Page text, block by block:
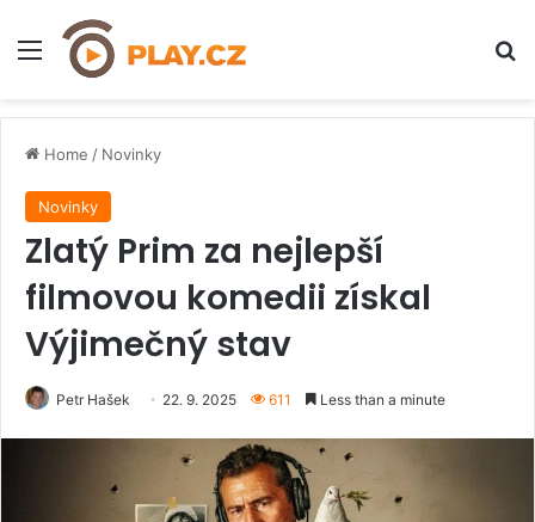
Menu
Home / Novinky
Novinky
Zlatý Prim za nejlepší
filmovou komedii získal
Výjimečný stav
Petr Hašek 22. 9. 2025 611 Less than a minute